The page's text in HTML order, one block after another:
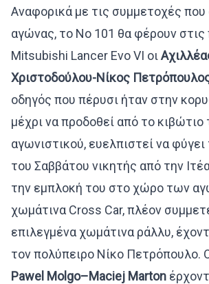
Αναφορικά με τις συμμετοχές
αγώνας, το Νο 101 θα φέρουν στις
Mitsubishi Lancer Evo VI οι
Χριστοδούλου-Νίκος
οδηγός που πέρυσι ήταν στην
μέχρι να προδοθεί από το
αγωνιστικού, ευελπιστεί να
του Σαββάτου νικητής από την
την εμπλοκή του στο χώρο των
χωμάτινα Cross Car, πλέον
επιλεγμένα χωμάτινα ράλλυ,
τον πολύπειρο Νίκο Πετρόπουλο.
Pawel Molgo–Maciej Marton